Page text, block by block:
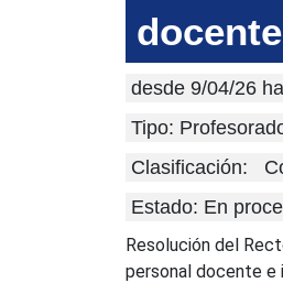
desde 9/04/26
Tipo:
Clasificación:
Estado: En
Resolución del
personal docente e